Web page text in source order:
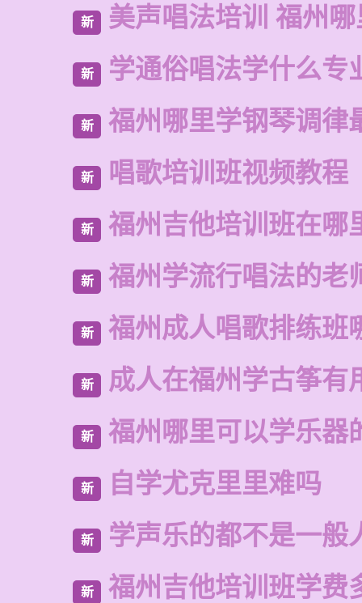
新 美声唱法培训 福州
新 学通俗唱法学什么专
新 福州哪里学钢琴调律
新 唱歌培训班视频教程
新 福州吉他培训班在哪
新 福州学流行唱法的老
新 福州成人唱歌排练班
新 成人在福州学古筝有
新 福州哪里可以学乐器
新 自学尤克里里难吗
新 学声乐的都不是一般
新 福州吉他培训班学费